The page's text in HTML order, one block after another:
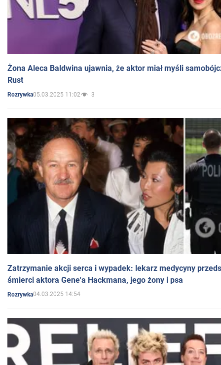
Żona Aleca Baldwina ujawnia, że aktor miał myśli
Rust
Rozrywka05.03.2025 11:02 3
Zatrzymanie akcji serca i wypadek: lekarz medycyny
śmierci aktora Gene'a Hackmana, jego żony i psa
Rozrywka04.03.2025 14:54